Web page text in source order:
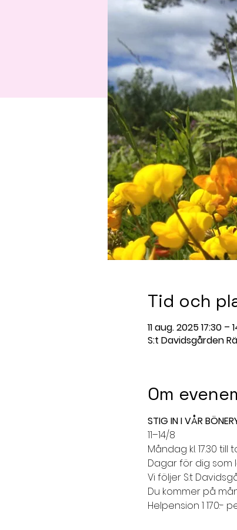
Tid och
11 aug. 2025 17:30 –
S:t Davidsgården
Om
STIG IN I VÅR
11–14/8
Måndag kl. 17.30 till
Dagar för dig som
Vi följer S:t
Du kommer på
Helpension 1 170:-